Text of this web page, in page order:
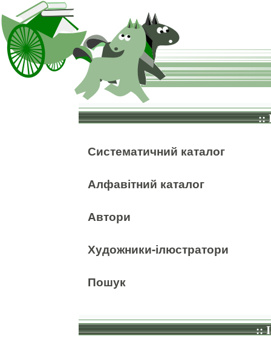
::
Систематичний каталог
Алфавітний каталог
Автори
Художники-ілюстратори
Пошук
::